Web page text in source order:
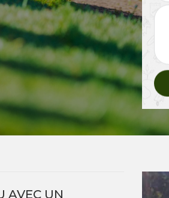
AVEC UN